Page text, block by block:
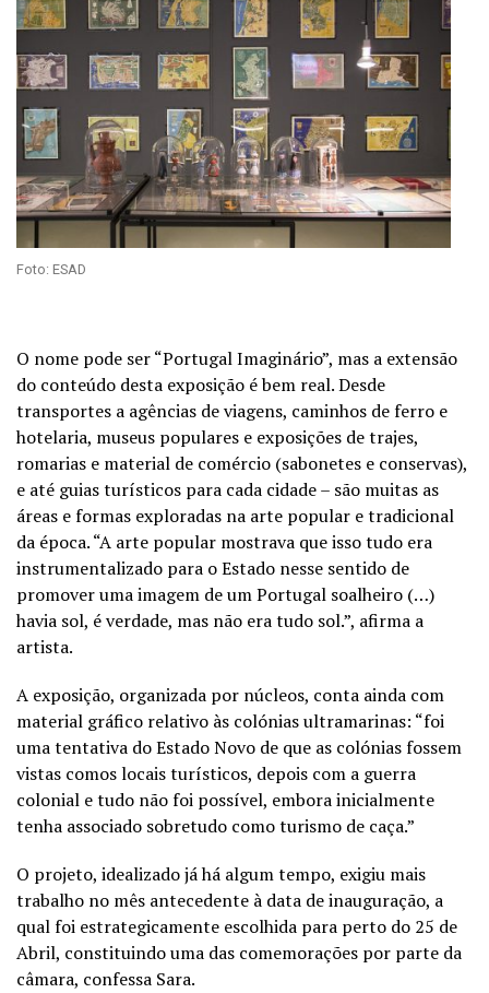
Foto: ESAD
O nome pode ser “Portugal Imaginário”, mas a extensão
do conteúdo desta exposição é bem real. Desde
transportes a agências de viagens, caminhos de ferro e
hotelaria, museus populares e exposições de trajes,
romarias e material de comércio (sabonetes e conservas),
e até guias turísticos para cada cidade – são muitas as
áreas e formas exploradas na arte popular e tradicional
da época. “A arte popular mostrava que isso tudo era
instrumentalizado para o Estado nesse sentido de
promover uma imagem de um Portugal soalheiro (…)
havia sol, é verdade, mas não era tudo sol.”, afirma a
artista.
A exposição, organizada por núcleos, conta ainda com
material gráfico relativo às colónias ultramarinas: “foi
uma tentativa do Estado Novo de que as colónias fossem
vistas comos locais turísticos, depois com a guerra
colonial e tudo não foi possível, embora inicialmente
tenha associado sobretudo como turismo de caça.”
O projeto, idealizado já há algum tempo, exigiu mais
trabalho no mês antecedente à data de inauguração, a
qual foi estrategicamente escolhida para perto do 25 de
Abril, constituindo uma das comemorações por parte da
câmara, confessa Sara.